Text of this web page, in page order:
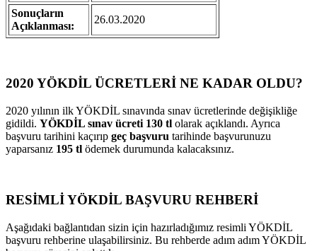
Sonuçların
Açıklanması:
26.03.2020
2020 YÖKDİL ÜCRETLERİ NE KADAR OLDU?
2020 yılının ilk YÖKDİL sınavında sınav ücretlerinde değişikliğe
gidildi. YÖKDİL sınav ücreti 130 tl olarak açıklandı. Ayrıca
başvuru tarihini kaçırıp geç başvuru tarihinde başvurunuzu
yaparsanız 195 tl ödemek durumunda kalacaksınız.
RESİMLİ YÖKDİL BAŞVURU REHBERİ
Aşağıdaki bağlantıdan sizin için hazırladığımız resimli YÖKDİL
başvuru rehberine ulaşabilirsiniz. Bu rehberde adım adım YÖKDİL